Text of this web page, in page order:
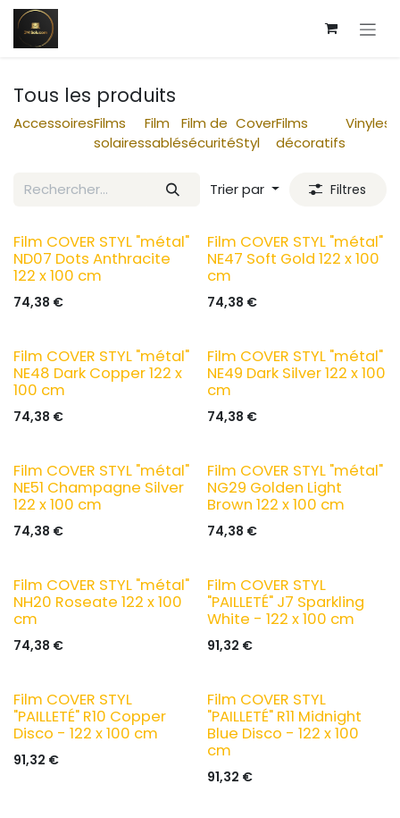
Se rendre au contenu
Tous les produits
AccessoiresFilms
solaires
Film
sablé
Film de
sécurité
Cover
Styl
Films
décoratifs
Vinyles
Trier par Filtres
Film COVER STYL "métal"
ND07 Dots Anthracite
122 x 100 cm
74,38 €
Film COVER STYL "métal"
NE47 Soft Gold 122 x 100
cm
74,38 €
Film COVER STYL "métal"
NE48 Dark Copper 122 x
100 cm
74,38 €
Film COVER STYL "métal"
NE49 Dark Silver 122 x 100
cm
74,38 €
Film COVER STYL "métal"
NE51 Champagne Silver
122 x 100 cm
74,38 €
Film COVER STYL "métal"
NG29 Golden Light
Brown 122 x 100 cm
74,38 €
Film COVER STYL "métal"
NH20 Roseate 122 x 100
cm
74,38 €
Film COVER STYL
"PAILLETÉ" J7 Sparkling
White - 122 x 100 cm
91,32 €
Film COVER STYL
"PAILLETÉ" R10 Copper
Disco - 122 x 100 cm
91,32 €
Film COVER STYL
"PAILLETÉ" R11 Midnight
Blue Disco - 122 x 100
cm
91,32 €